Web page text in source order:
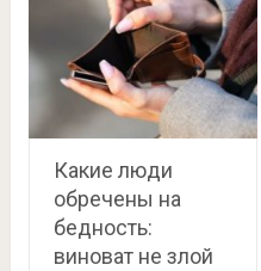
Какие люди
обречены на
бедность:
виноват не злой